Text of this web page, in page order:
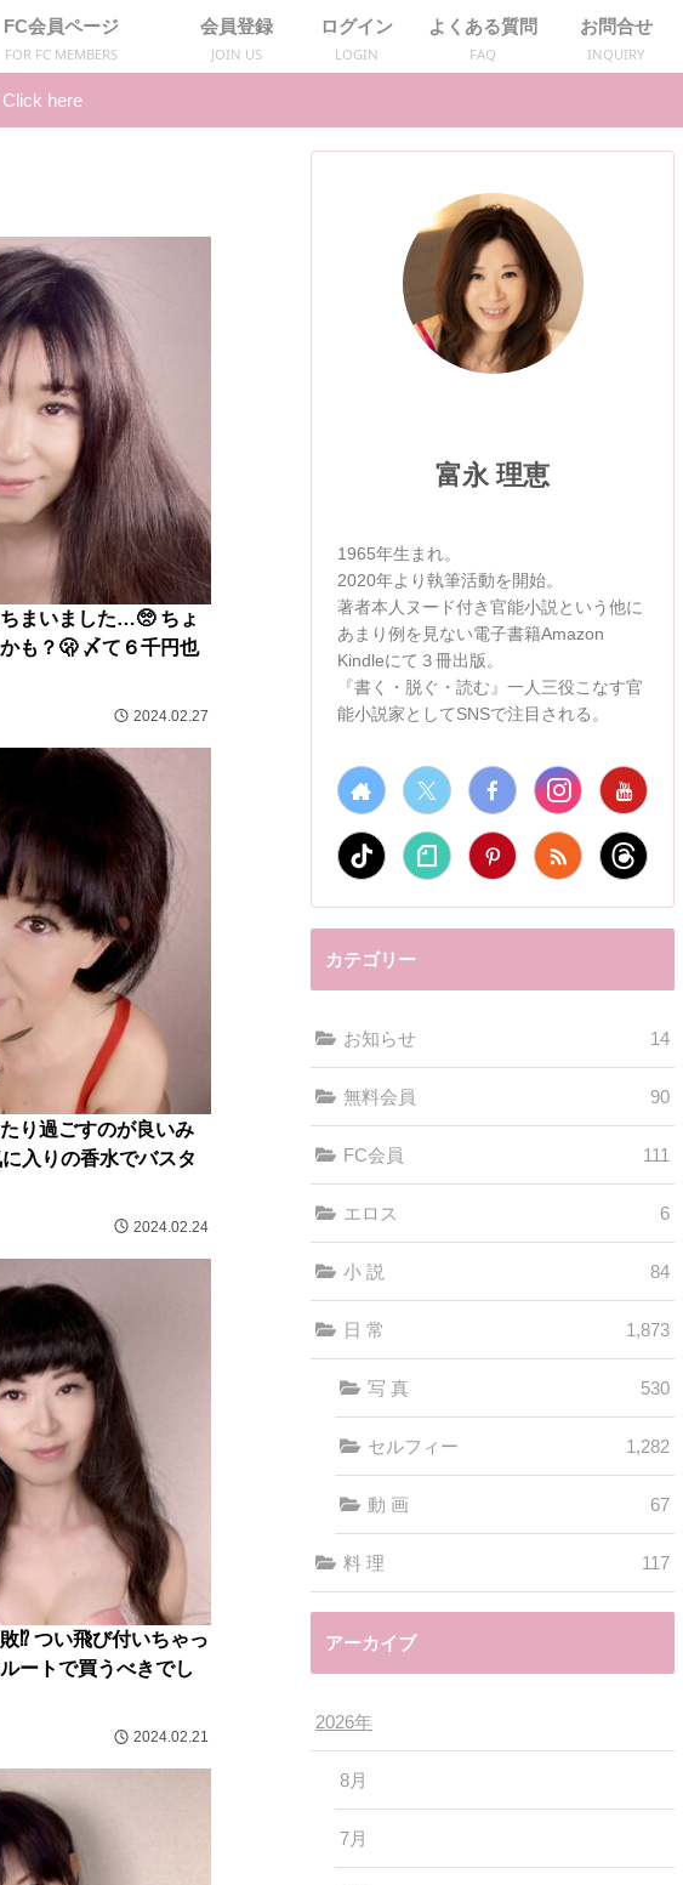
FC会員ページ
FOR FC MEMBERS
会員登録
JOIN US
ログイン
LOGIN
よくある質問
FAQ
お問合せ
INQUIRY
here
まいました…🥺 ちょ
も？🫢 〆て６千円也
2024.02.27
り過ごすのが良いみ
入りの香水でバスタ
2024.02.24
⁉️ つい飛び付いちゃっ
ートで買うべきでし
2024.02.21
富永 理恵
1965年生まれ。
2020年より執筆活動を開始。
著者本人ヌード付き官能小説という他に
あまり例を見ない電子書籍Amazon
Kindleにて３冊出版。
『書く・脱ぐ・読む』一人三役こなす官
能小説家としてSNSで注目される。
カテゴリー
お知らせ 14
無料会員 90
FC会員 111
エロス 6
小 説 84
日 常 1,873
写 真 530
セルフィー 1,282
動 画 67
料 理 117
アーカイブ
2026年
8月
7月